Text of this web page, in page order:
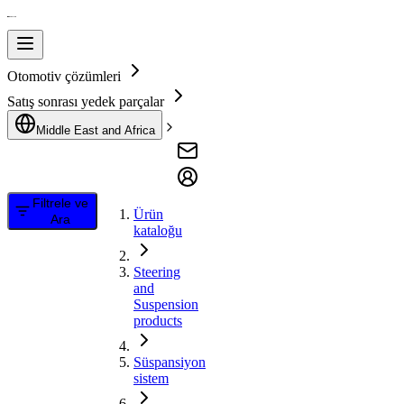
Otomotiv çözümleri
Satış sonrası yedek parçalar
Middle East and Africa
Filtrele ve
Ara
Ürün
kataloğu
Steering
and
Suspension
products
Süspansiyon
sistem